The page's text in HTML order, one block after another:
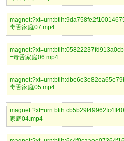
毒舌家庭07.mp4
=毒舌家庭06.mp4
毒舌家庭05.mp4
家庭04.mp4